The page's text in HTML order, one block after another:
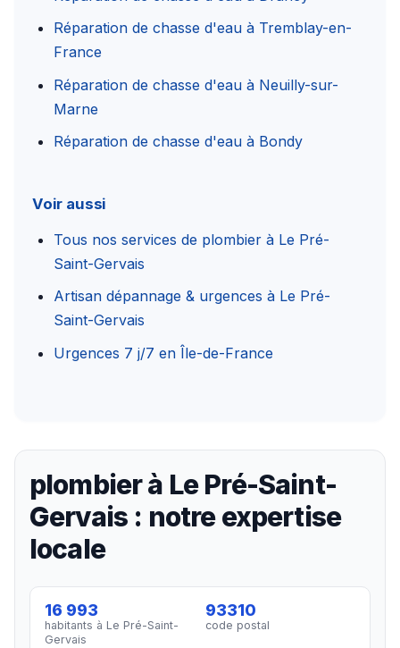
Réparation de chasse d'eau à Tremblay-en-
France
Réparation de chasse d'eau à Neuilly-sur-
Marne
Réparation de chasse d'eau à Bondy
Voir aussi
Tous nos services de plombier à Le Pré-
Saint-Gervais
Artisan dépannage & urgences à Le Pré-
Saint-Gervais
Urgences 7 j/7 en Île-de-France
plombier à Le Pré-Saint-
Gervais : notre expertise
locale
16 993
habitants à Le Pré-Saint-
Gervais
93310
code postal